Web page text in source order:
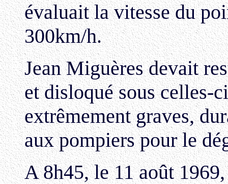
évaluait la vitesse du
300km/h.
Jean Miguères devait
et disloqué sous celles-
extrêmement graves,
aux pompiers pour le
A 8h45, le 11 août